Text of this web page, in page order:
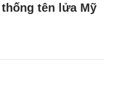
tên lửa Mỹ